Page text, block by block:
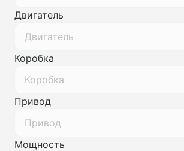
Двигатель
Двигатель
Коробка
Коробка
Привод
Привод
Мощность